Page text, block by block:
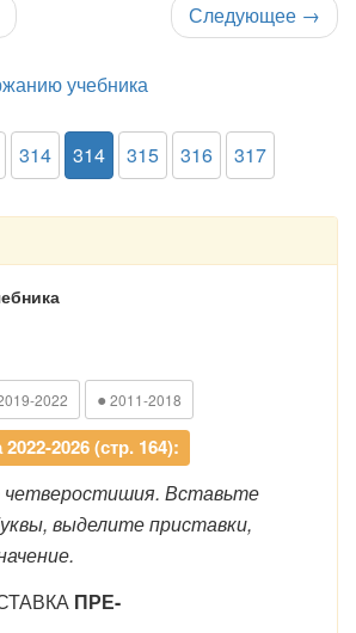
Следующее →
учебника
314 314 315 316 317
2022 ● 2011-2018
2026 (стр. 164):
Вставьте
выделите приставки,
ПРЕ-